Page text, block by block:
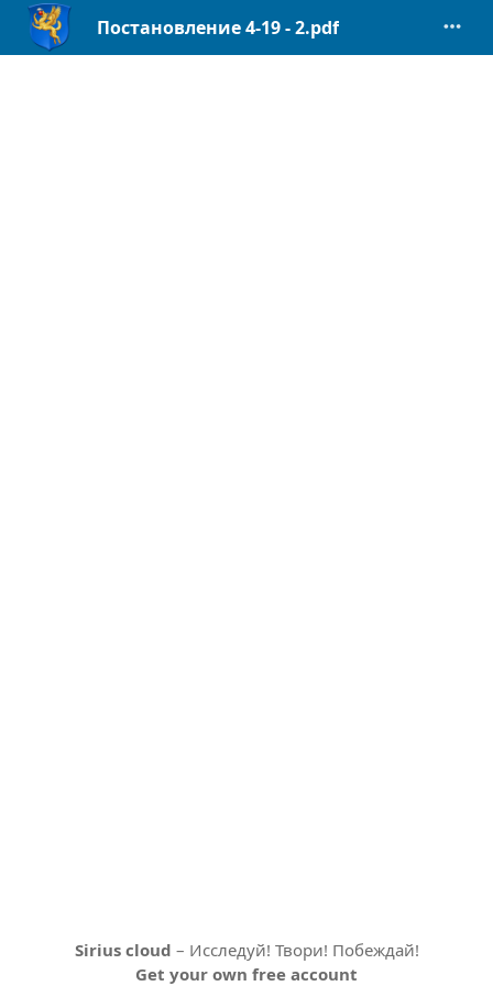
Постановление 4-19 - 2.pdf
Sirius cloud – Исследуй! Твори! Побеждай!
Get your own free account